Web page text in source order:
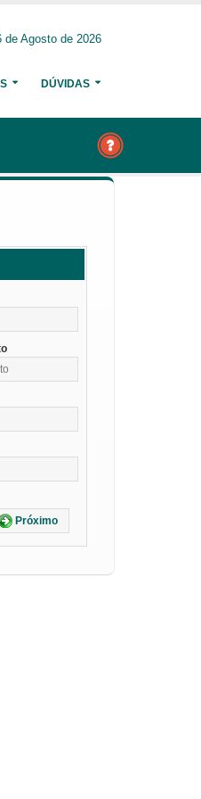
de Agosto de 2026
DÚVIDAS
Próximo